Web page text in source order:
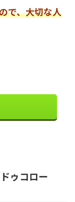
で、大切な人
ゥコロー